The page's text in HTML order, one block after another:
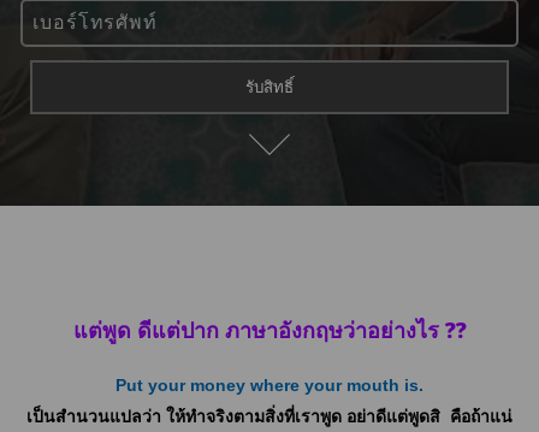
แต่พูด ดีแต่ปาก ภาษาอังกฤษว่าอย่างไร ??
Put your money where your mouth is.
เป็นสำนวนแปลว่า ให้ทำจริงตามสิ่งที่เราพูด อย่าดีแต่พูดสิ คือถ้าแน่